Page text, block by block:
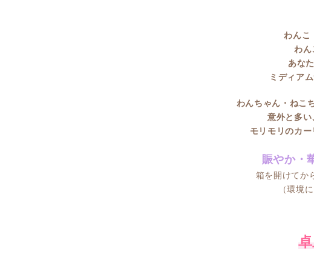
わんこ
わん
あな
ミディア
わんちゃん・ねこ
意外と多い
モリモリのカー
賑やか・
箱を開けてか
（環境